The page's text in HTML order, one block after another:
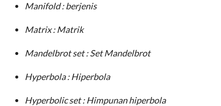
Manifold: berjenis
Matrix: Matrik
Mandelbrot set: Set Mandelbrot
Hyperbola: Hiperbola
Hyperbolic set: Himpunan hiperbola